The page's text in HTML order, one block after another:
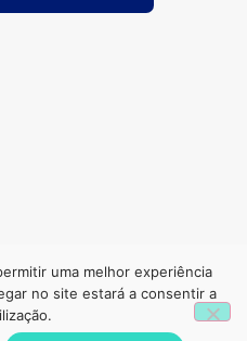
1
uma melhor experiência
no site estará a consentir a